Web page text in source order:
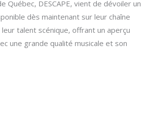
DESCAPE, vient de dévoiler un
dès maintenant sur leur chaîne
talent scénique, offrant un aperçu
une grande qualité musicale et son